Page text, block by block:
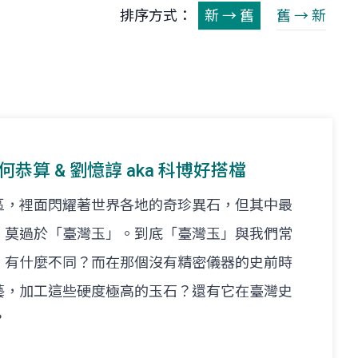
排序方式： 新 → 舊 舊 → 新
恭算 & 劉憶諄 aka 科博好搭檔
裡面閃耀著世界各地的奇珍異石，但其中最
過於「臺灣玉」。到底「臺灣玉」與我們常
什麼不同？而在那個沒有精密儀器的史前時
加工這些硬度極高的玉石？還有它在臺灣史